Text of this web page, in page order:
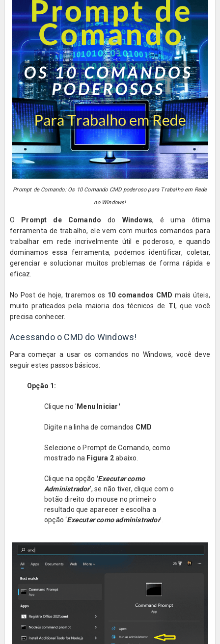
Prompt de Comando: Os 10 Comando CMD poderoso para Trabalho em Rede
no Windows!
O Prompt de Comando do Windows, é uma ótima
ferramenta de trabalho, ele vem com muitos comandos para
trabalhar em rede incrivelmente útil e poderoso, e quando
dominamos essa ferramenta, podemos identificar, coletar,
gerenciar e solucionar muitos problemas de forma rápida e
eficaz.
No Post de hoje, traremos os 10 comandos CMDmais úteis,
muito praticados pela maioria dos técnicos de TI, que você
precisa conhecer.
Acessando o CMD do Windows!
Para começar a usar os comandos no Windows, você deve
seguir estes passos básicos:
Opção 1:
Clique no 'Menu Iniciar'
Digite na linha de comandos CMD
Selecione o Prompt de Comando, como
mostrado na Figura 2abaixo.
Clique na opção 'Executar como
Administrador', se não tiver, clique com o
botão direito do mouse no primeiro
resultado que aparecer e escolha a
opção ‘Executar como administrador’.